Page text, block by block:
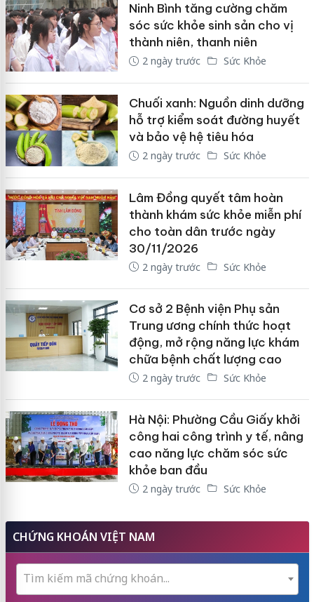
Ninh Bình tăng cường chăm
sóc sức khỏe sinh sản cho vị
thành niên, thanh niên
2 ngày trước Sức Khỏe
Chuối xanh: Nguồn dinh dưỡng
hỗ trợ kiểm soát đường huyết
và bảo vệ hệ tiêu hóa
2 ngày trước Sức Khỏe
Lâm Đồng quyết tâm hoàn
thành khám sức khỏe miễn phí
cho toàn dân trước ngày
30/11/2026
2 ngày trước Sức Khỏe
Cơ sở 2 Bệnh viện Phụ sản
Trung ương chính thức hoạt
động, mở rộng năng lực khám
chữa bệnh chất lượng cao
2 ngày trước Sức Khỏe
Hà Nội: Phường Cầu Giấy khởi
công hai công trình y tế, nâng
cao năng lực chăm sóc sức
khỏe ban đầu
2 ngày trước Sức Khỏe
CHỨNG KHOÁN VIỆT NAM
Tìm kiếm mã chứng khoán...